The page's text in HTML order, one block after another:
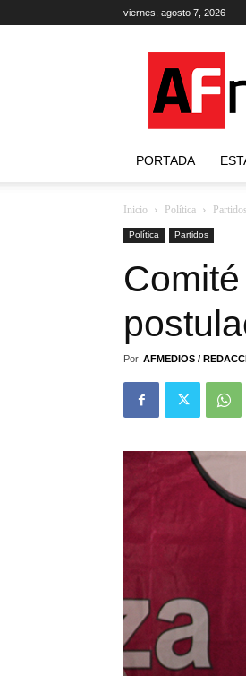
viernes, agosto 7, 2026
PORTADA
Inicio Política Partidos
Política Partidos
Por AFMEDIOS /